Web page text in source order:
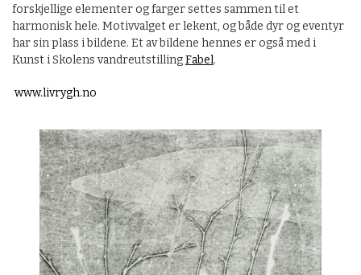
forskjellige elementer og farger settes sammen til et
harmonisk hele. Motivvalget er lekent, og både dyr og eventyr
har sin plass i bildene. Et av bildene hennes er også med i
Kunst i Skolens vandreutstillingFabel.
www.livrygh.no